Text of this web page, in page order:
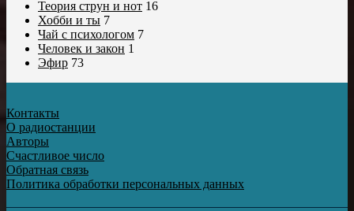
Теория струн и нот 16
Хобби и ты 7
Чай с психологом 7
Человек и закон 1
Эфир 73
Контакты
О радиостанции
Авторы
Счастливое число
Обратная связь
Политика обработки персональных данных